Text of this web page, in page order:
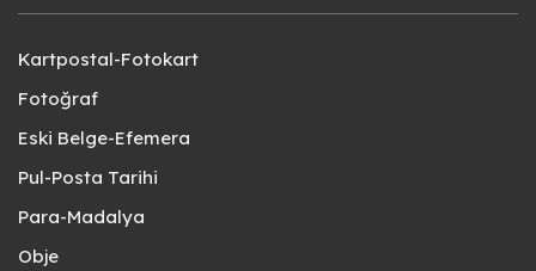
Kartpostal-Fotokart
Fotoğraf
Eski Belge-Efemera
Pul-Posta Tarihi
Para-Madalya
Obje